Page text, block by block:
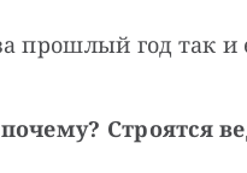
прошлый год так и
Строятся